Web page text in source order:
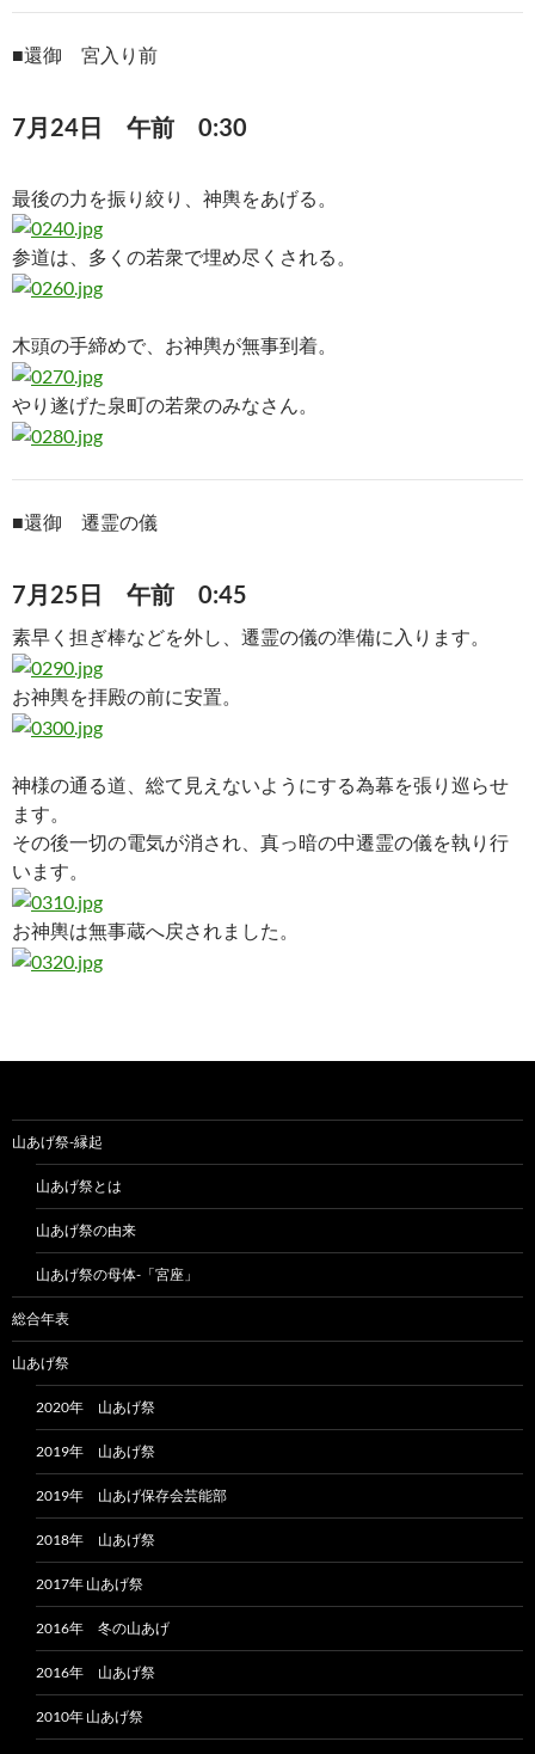
■還御 宮入り前
7月24日 午前 0:30
最後の力を振り絞り、神輿をあげる。
参道は、多くの若衆で埋め尽くされる。
木頭の手締めで、お神輿が無事到着。
やり遂げた泉町の若衆のみなさん。
■還御 遷霊の儀
7月25日 午前 0:45
素早く担ぎ棒などを外し、遷霊の儀の準備に入ります。
お神輿を拝殿の前に安置。
神様の通る道、総て見えないようにする為幕を張り巡らせ
ます。
その後一切の電気が消され、真っ暗の中遷霊の儀を執り行
います。
お神輿は無事蔵へ戻されました。
山あげ祭-縁起
山あげ祭とは
山あげ祭の由来
山あげ祭の母体-「宮座」
総合年表
山あげ祭
2020年 山あげ祭
2019年 山あげ祭
2019年 山あげ保存会芸能部
2018年 山あげ祭
2017年 山あげ祭
2016年 冬の山あげ
2016年 山あげ祭
2010年 山あげ祭